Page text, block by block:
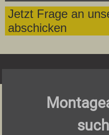
Jetzt Frage an
abschicken